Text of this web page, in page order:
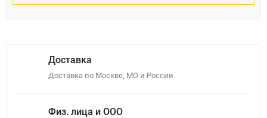
Доставка
Доставка по Москве, МО и России
Физ. лица и ООО